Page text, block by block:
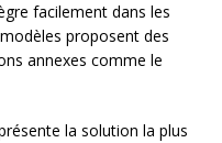
facilement dans les
proposent des
annexes comme le
la solution la plus